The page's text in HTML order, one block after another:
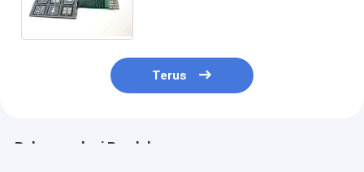
Terus
Rekomendasi Produk